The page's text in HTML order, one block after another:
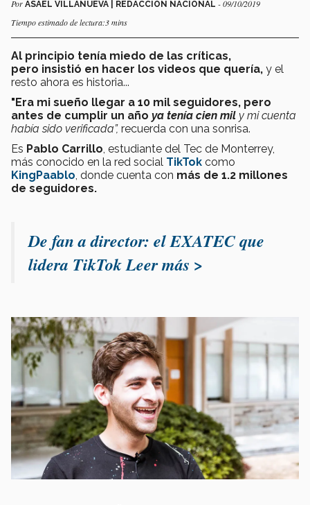
Por ASAEL VILLANUEVA | REDACCIÓN NACIONAL - 09/10/2019
Tiempo estimado de lectura:3 mins
Al principio tenía miedo de las críticas,
pero insistió en hacer los videos que quería, y el
resto ahora es historia...
"Era mi sueño llegar a 10 mil seguidores, pero
antes de cumplir un año ya tenía cien mil y mi cuenta
había sido verificada”, recuerda con una sonrisa.
Es Pablo Carrillo , estudiante del Tec de Monterrey,
más conocido en la red social TikTok como
KingPaablo , donde cuenta con más de 1.2 millones
de seguidores.
De fan a director: el EXATEC que
lidera TikTok Leer más >